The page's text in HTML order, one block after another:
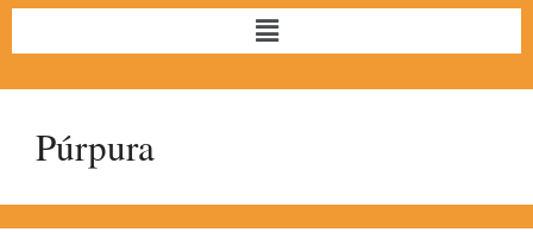
Púrpura